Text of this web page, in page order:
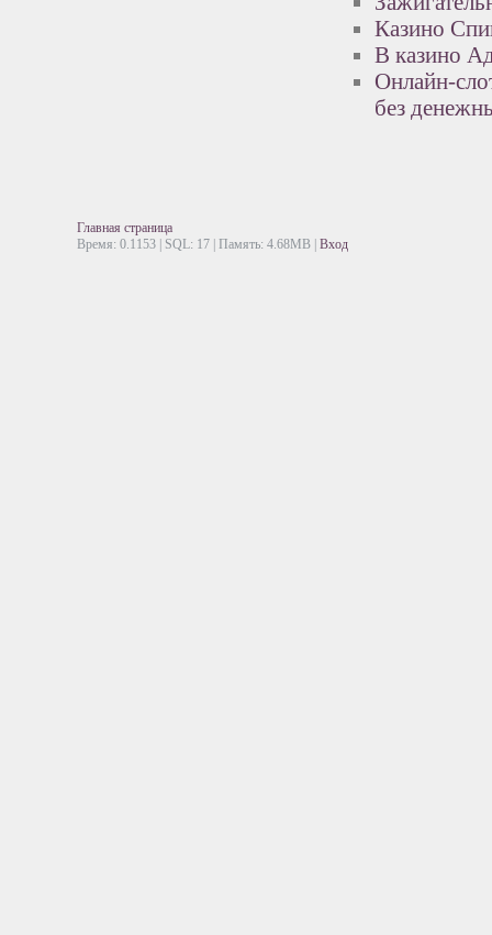
Казино
В казино
Онлайн-
без
Главная страница
Время: 0.1153 | SQL: 17 | Память: 4.68MB Вход